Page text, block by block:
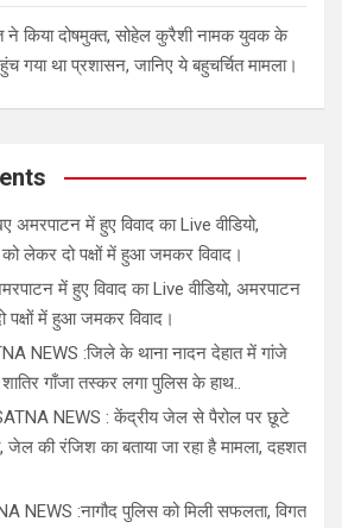
किया दोषमुक्त, सोहेल कुरैशी नामक युवक के
गया था प्रशासन, जानिए ये बहुचर्चित मामला।
अमरपाटन में हुए विवाद का Live वीडियो,
लेकर दो पक्षों में हुआ जमकर विवाद।
में हुए विवाद का Live वीडियो, अमरपाटन
पक्षों में हुआ जमकर विवाद।
NEWS :जिले के थाना नादन देहात में गांजे
शातिर गाँजा तस्कर लगा पुलिस के हाथ..
NEWS : केंद्रीय जेल से पैरोल पर छूटे
जेल की रंजिश का बताया जा रहा है मामला, दहशत
NEWS :नागौद पुलिस को मिली सफलता, विगत